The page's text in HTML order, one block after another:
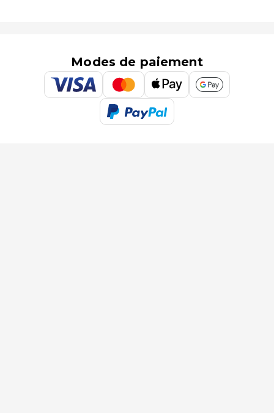
Modes de paiement